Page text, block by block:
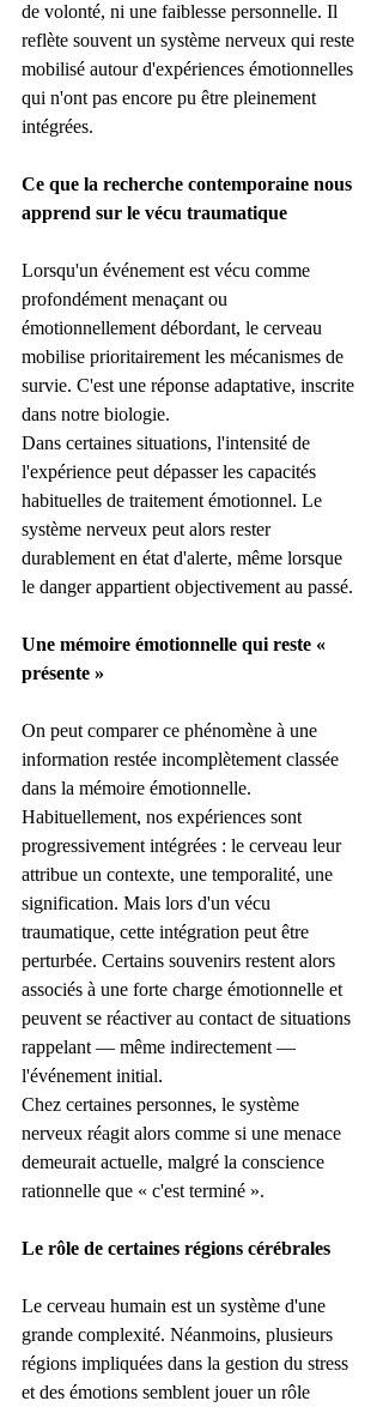
de volonté, ni une faiblesse personnelle. Il
reflète souvent un système nerveux qui reste
mobilisé autour d'expériences émotionnelles
qui n'ont pas encore pu être pleinement
intégrées.
Ce que la recherche contemporaine nous
apprend sur le vécu traumatique
Lorsqu'un événement est vécu comme
profondément menaçant ou
émotionnellement débordant, le cerveau
mobilise prioritairement les mécanismes de
survie. C'est une réponse adaptative, inscrite
dans notre biologie.
Dans certaines situations, l'intensité de
l'expérience peut dépasser les capacités
habituelles de traitement émotionnel. Le
système nerveux peut alors rester
durablement en état d'alerte, même lorsque
le danger appartient objectivement au passé.
Une mémoire émotionnelle qui reste «
présente »
On peut comparer ce phénomène à une
information restée incomplètement classée
dans la mémoire émotionnelle.
Habituellement, nos expériences sont
progressivement intégrées : le cerveau leur
attribue un contexte, une temporalité, une
signification. Mais lors d'un vécu
traumatique, cette intégration peut être
perturbée. Certains souvenirs restent alors
associés à une forte charge émotionnelle et
peuvent se réactiver au contact de situations
rappelant — même indirectement —
l'événement initial.
Chez certaines personnes, le système
nerveux réagit alors comme si une menace
demeurait actuelle, malgré la conscience
rationnelle que « c'est terminé ».
Le rôle de certaines régions cérébrales
Le cerveau humain est un système d'une
grande complexité. Néanmoins, plusieurs
régions impliquées dans la gestion du stress
et des émotions semblent jouer un rôle